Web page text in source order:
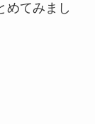
めてみまし